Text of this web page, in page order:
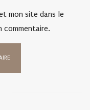
mon site dans le
commentaire.